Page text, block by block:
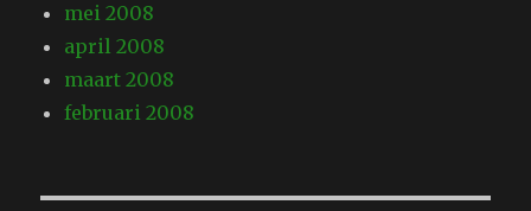
mei 2008
april 2008
maart 2008
februari 2008